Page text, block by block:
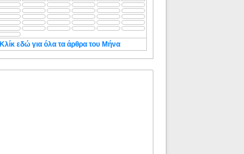
Κλίκ εδώ για όλα τα άρθρα του Μήνα